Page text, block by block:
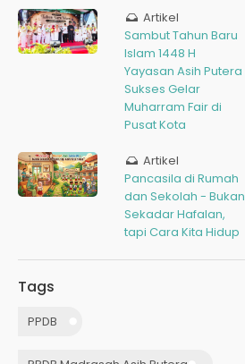
Artikel
Sambut Tahun Baru
Islam 1448 H
Yayasan Asih Putera
Sukses Gelar
Muharram Fair di
Pusat Kota
Artikel
Pancasila di Rumah
dan Sekolah - Bukan
Sekadar Hafalan,
tapi Cara Kita Hidup
Tags
PPDB